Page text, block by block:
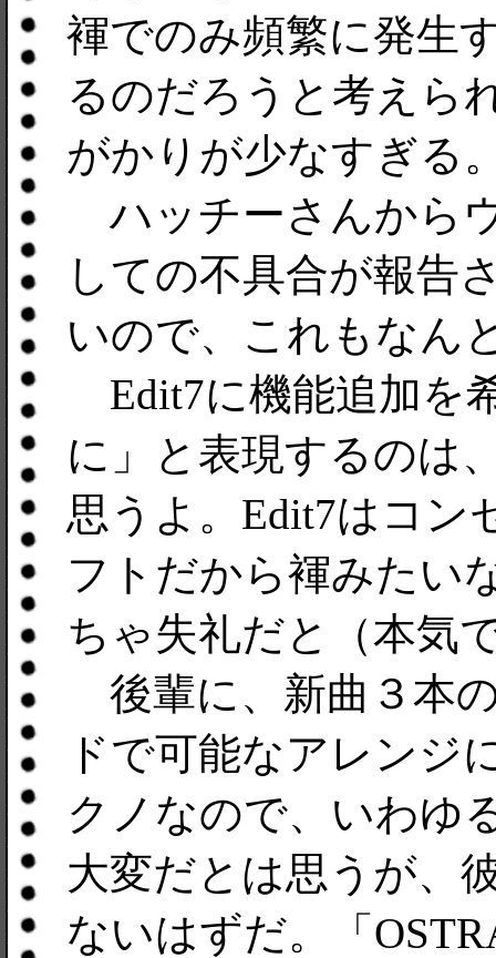
褌でのみ頻繁に発生
るのだろうと考えら
がかりが少なすぎる
ハッチーさんから
しての不具合が報告
いので、これもなん
Edit7に機能追加を
に」と表現するのは
思うよ。Edit7はコン
フトだから褌みたい
ちゃ失礼だと（本気
後輩に、新曲３本
ドで可能なアレンジ
クノなので、いわゆ
大変だとは思うが、
ないはずだ。「